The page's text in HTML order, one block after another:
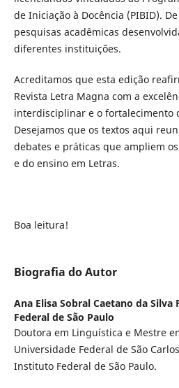
de Iniciação à Docência (PIBID).
pesquisas acadêmicas
diferentes instituições.
Acreditamos que esta edição
Revista Letra Magna com a
interdisciplinar e o fortalecimento
Desejamos que os textos aqui
debates e práticas que ampliem
e do ensino em Letras.
Boa leitura!
Biografia do Autor
Ana Elisa Sobral Caetano da Silva
Federal de São Paulo
Doutora em Linguística e Mestre
Universidade Federal de São
Instituto Federal de São Paulo.